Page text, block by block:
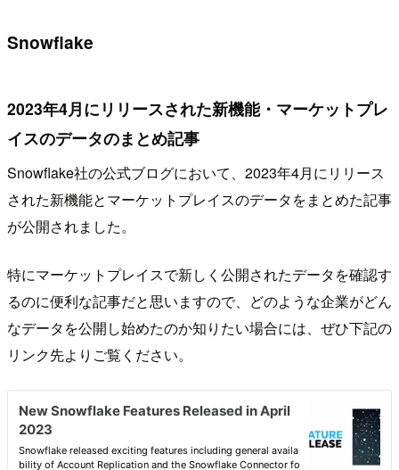
Snowflake
2023年4月にリリースされた新機能・マーケットプレ
イスのデータのまとめ記事
Snowflake社の公式ブログにおいて、2023年4月にリリース
された新機能とマーケットプレイスのデータをまとめた記事
が公開されました。
特にマーケットプレイスで新しく公開されたデータを確認す
るのに便利な記事だと思いますので、どのような企業がどん
なデータを公開し始めたのか知りたい場合には、ぜひ下記の
リンク先よりご覧ください。